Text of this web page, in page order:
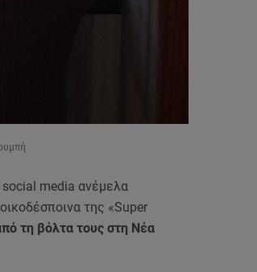
social media ανέμελα
της «Super
τη βόλτα τους στη Νέα